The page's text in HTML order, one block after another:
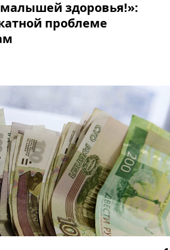
здоровья!»:
проблеме